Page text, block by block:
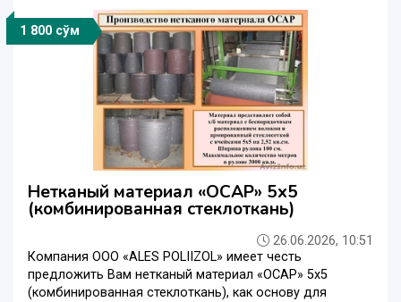
1 800 сўм
Нетканый материал «ОСАР» 5х5
(комбинированная стеклоткань)
26.06.2026, 10:51
Компания ООО «ALES POLIIZOL» имеет честь
предложить Вам нетканый материал «ОСАР» 5х5
(комбинированная стеклоткань), как основу для